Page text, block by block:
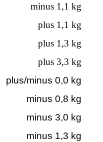
minus 1,1 kg
plus 1,1 kg
plus 1,3 kg
plus 3,3 kg
plus/minus 0,0 kg
minus 0,8 kg
minus 3,0 kg
minus 1,3 kg